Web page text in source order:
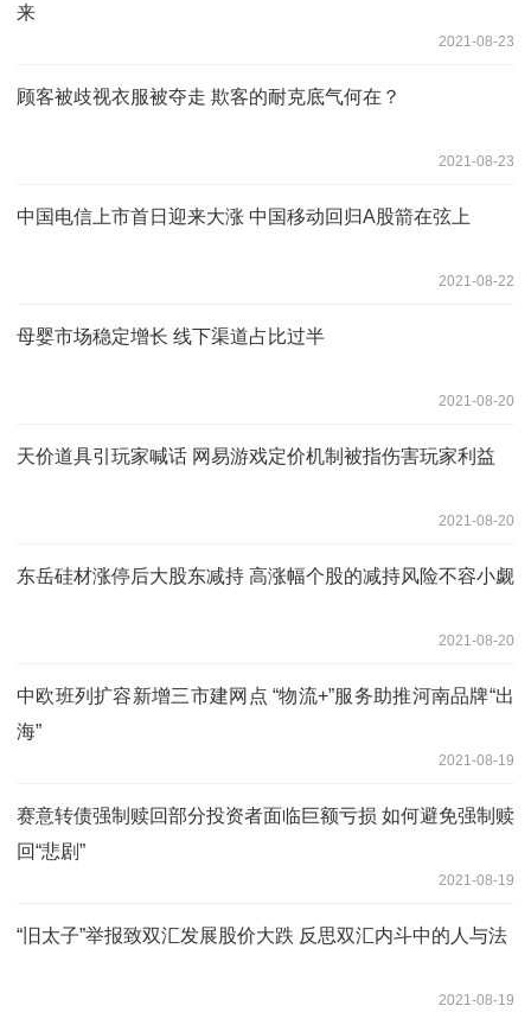
来
2021-08-23
顾客被歧视衣服被夺走 欺客的耐克底气何在？
2021-08-23
中国电信上市首日迎来大涨 中国移动回归A股箭在弦上
2021-08-22
母婴市场稳定增长 线下渠道占比过半
2021-08-20
天价道具引玩家喊话 网易游戏定价机制被指伤害玩家利益
2021-08-20
东岳硅材涨停后大股东减持 高涨幅个股的减持风险不容小觑
2021-08-20
中欧班列扩容新增三市建网点 “物流+”服务助推河南品牌“出
海”
2021-08-19
赛意转债强制赎回部分投资者面临巨额亏损 如何避免强制赎
回“悲剧”
2021-08-19
“旧太子”举报致双汇发展股价大跌 反思双汇内斗中的人与法
2021-08-19